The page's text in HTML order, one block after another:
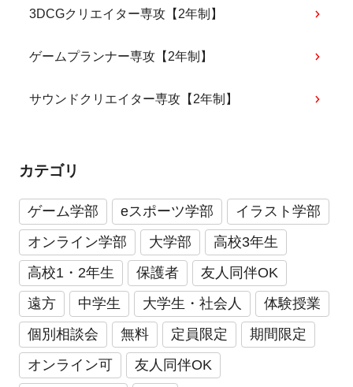
3DCGクリエイター専攻【2年制】
ゲームプランナー専攻【2年制】
サウンドクリエイター専攻【2年制】
カテゴリ
ゲーム学部 eスポーツ学部
イラスト学部
オンライン学部
大学部
高校3年生
高校1・2年生
保護者
友人同伴OK
遠方
中学生 大学生・社会人
体験授業
個別相談会
無料 定員限定
期間限定
オンライン可
友人同伴OK